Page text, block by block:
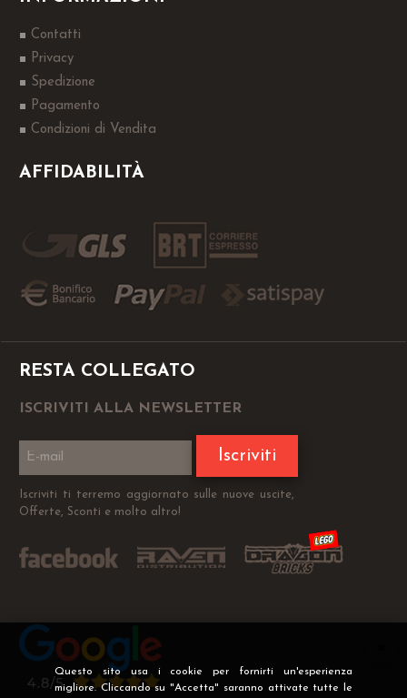
Questo sito usa i cookie per fornirti un'esperienza
migliore. Cliccando su "Accetta" saranno attivate tutte le
Contatti
Privacy
Spedizione
Pagamento
Condizioni di Vendita
AFFIDABILITÀ
RESTA COLLEGATO
ISCRIVITI ALLA NEWSLETTER
Iscriviti
Iscriviti ti terremo aggiornato sulle nuove uscite,
Offerte, Sconti e molto altro!